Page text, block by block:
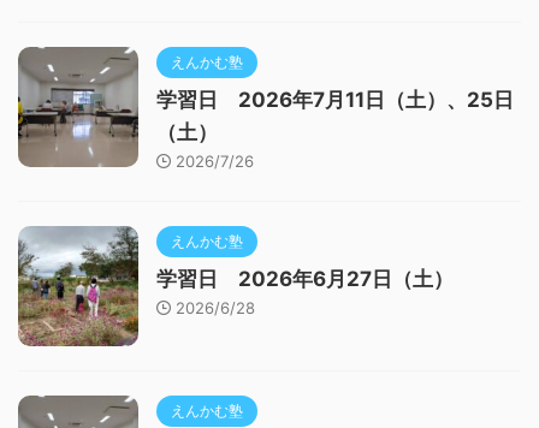
えんかむ塾
学習日 2026年7月11日（土）、25日
（土）
2026/7/26
えんかむ塾
学習日 2026年6月27日（土）
2026/6/28
えんかむ塾